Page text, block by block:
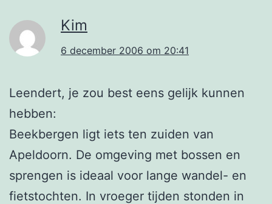
Kim
6 december 2006 om 20:41
Leendert, je zou best eens gelijk kunnen
hebben:
Beekbergen ligt iets ten zuiden van
Apeldoorn. De omgeving met bossen en
sprengen is ideaal voor lange wandel- en
fietstochten. In vroeger tijden stonden in